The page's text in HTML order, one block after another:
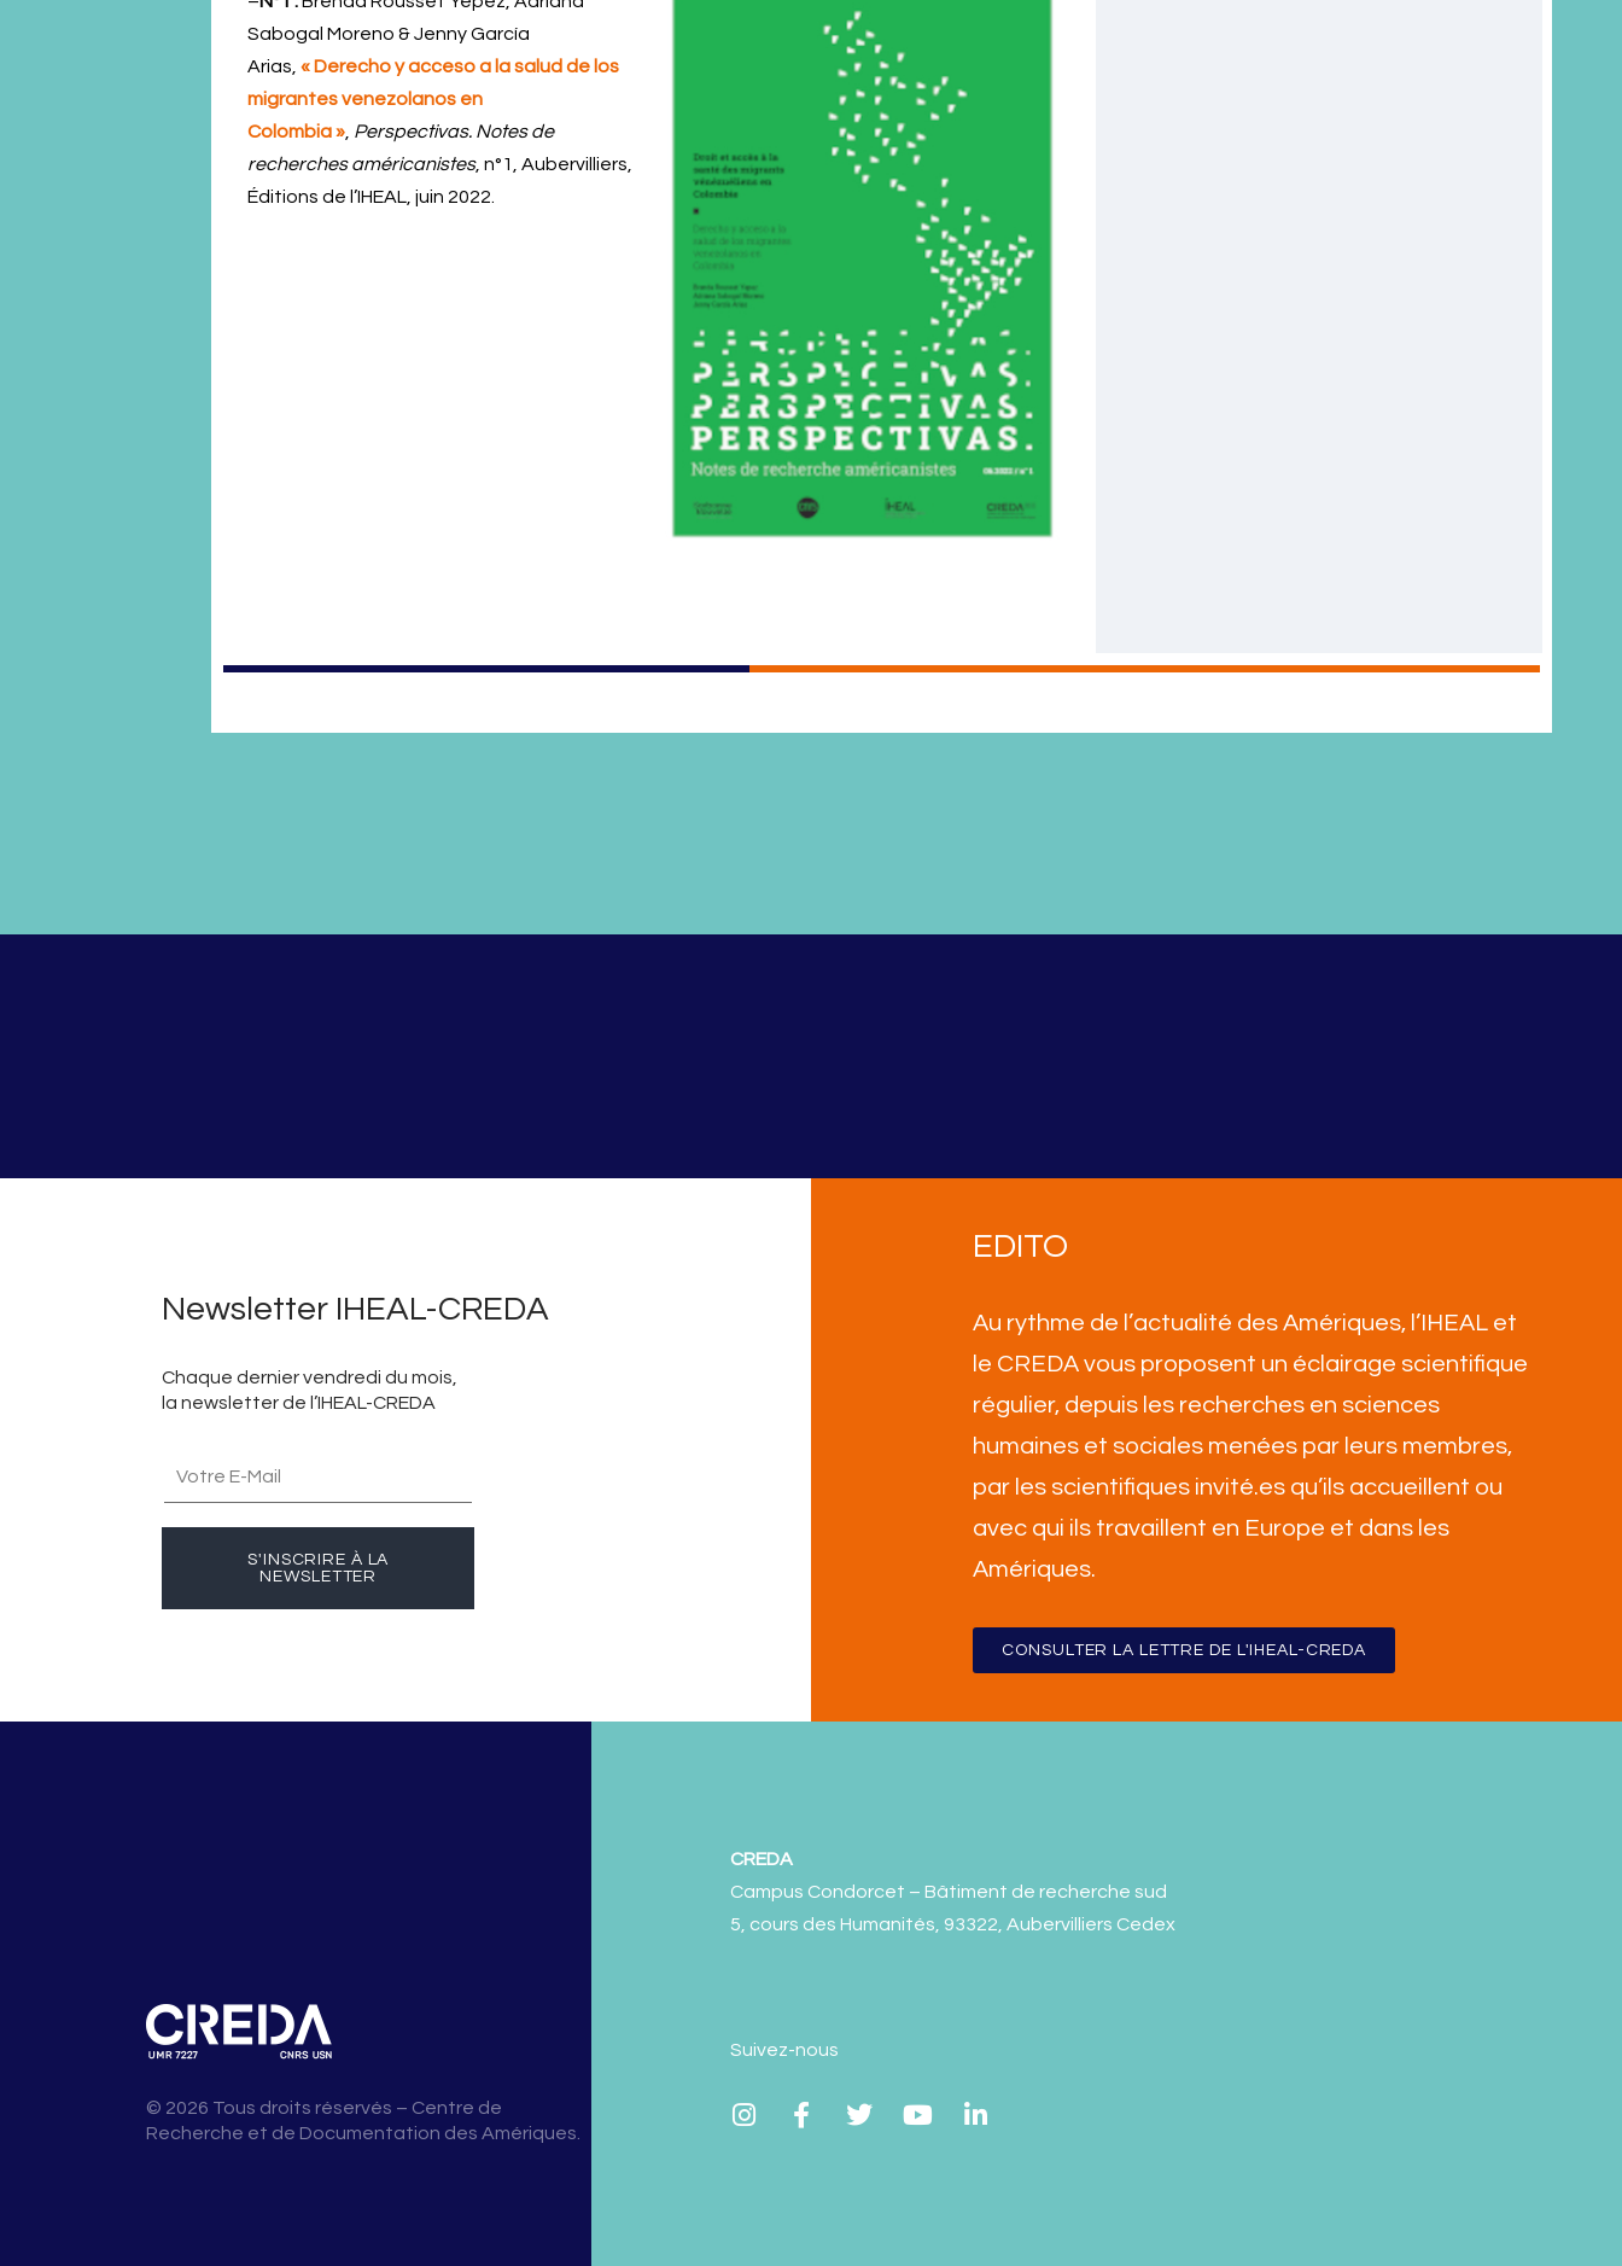
Sabogal Moreno & Jenny García
Arias, « Derecho y acceso a la salud de los
migrantes venezolanos en
Colombia », Perspectivas. Notes de
recherches américanistes, n°1, Aubervilliers,
Éditions de l’IHEAL, juin 2022.
Newsletter IHEAL-CREDA
Chaque dernier vendredi du mois,
la newsletter de l’IHEAL-CREDA
S'INSCRIRE À LA
NEWSLETTER
EDITO
Au rythme de l’actualité des Amériques, l’IHEAL et
le CREDA vous proposent un éclairage scientifique
régulier, depuis les recherches en sciences
humaines et sociales menées par leurs membres,
par les scientifiques invité.es qu’ils accueillent ou
avec qui ils travaillent en Europe et dans les
Amériques.
CONSULTER LA LETTRE DE L'IHEAL-CREDA
© 2026 Tous droits réservés – Centre de
Recherche et de Documentation des Amériques.
CREDA
Campus Condorcet – Bâtiment de recherche sud
5, cours des Humanités, 93322, Aubervilliers Cedex
Suivez-nous